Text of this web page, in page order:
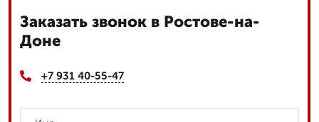
Заказать звонок в Ростове-на-
Доне
+7 931 40-55-47